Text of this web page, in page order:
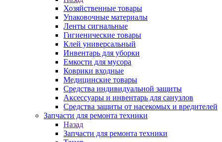
Хозяйственные товары
Упаковочные материалы
Ленты сигнальные
Гигиенические товары
Клей универсальный
Инвентарь для уборки
Емкости для мусора
Коврики входные
Медицинские товары
Средства индивидуальной защиты
Аксессуары и инвентарь для санузлов
Средства защиты от насекомых и вредителей
Запчасти для ремонта техники
Назад
Запчасти для ремонта техники